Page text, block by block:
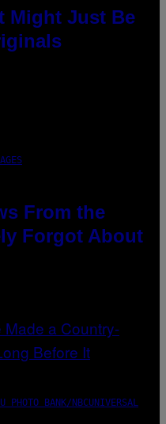
Might Just Be
From the
Forgot About
PHOTO BANK/NBCUNIVERSAL